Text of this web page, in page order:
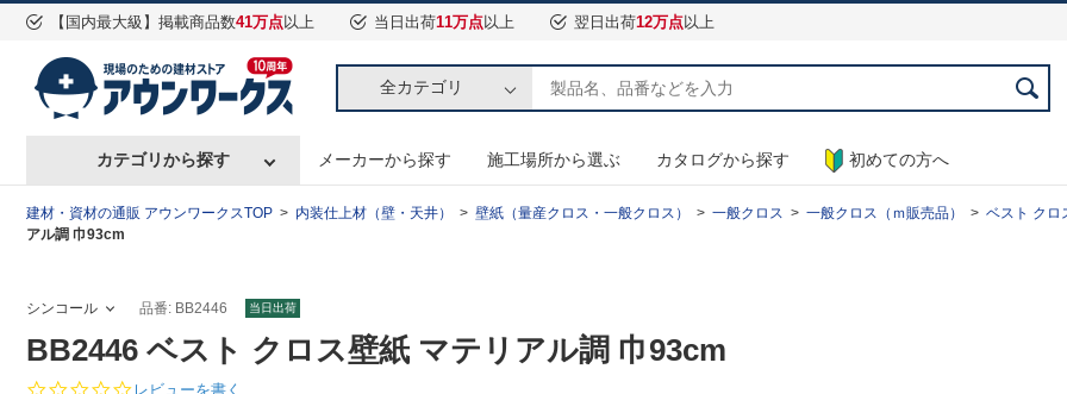
【国内最大級】掲載商品数41万点以上 当日出荷11万点以上 翌日出荷12万点以上
全カテゴリ
カテゴリから探す メーカーから探す 施工場所から選ぶ カタログから探す 初めての方へ
建材・資材の通販 アウンワークスTOP 内装仕上材（壁・天井） 壁紙（量産クロス・一般クロス） 一般クロス 一般クロス（ｍ販売品） ベスト クロ
アル調 巾93cm
シンコール 品番: BB2446 当日出荷
BB2446 ベスト クロス壁紙 マテリアル調 巾93cm
0.
レビューを書く